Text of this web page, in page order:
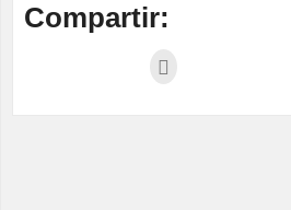
Compartir: